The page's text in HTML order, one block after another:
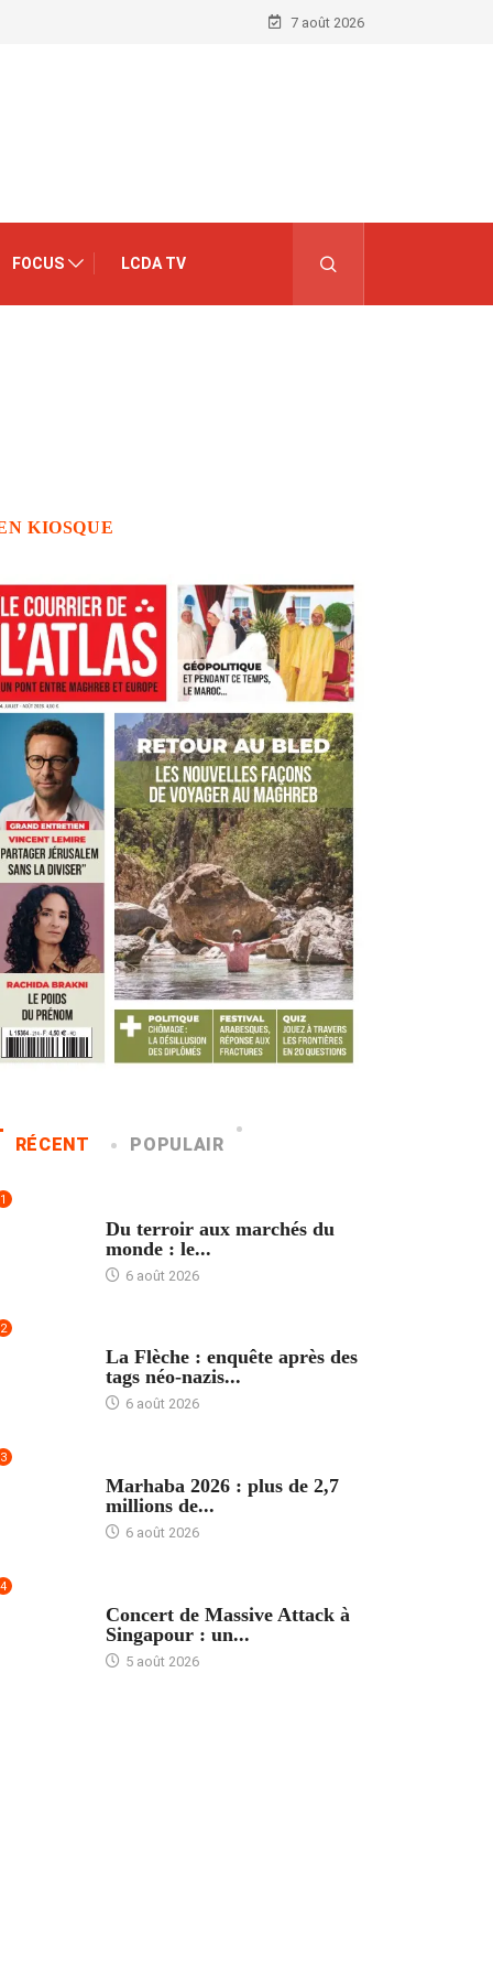
7 août 2026
FOCUS LCDA TV
KIOSQUE
RÉCENT POPULAIR
1
Du terroir aux marchés du
monde : le...
6 août 2026
2
La Flèche : enquête après des
tags néo-nazis...
6 août 2026
3
Marhaba 2026 : plus de 2,7
millions de...
6 août 2026
4
Concert de Massive Attack à
Singapour : un...
5 août 2026